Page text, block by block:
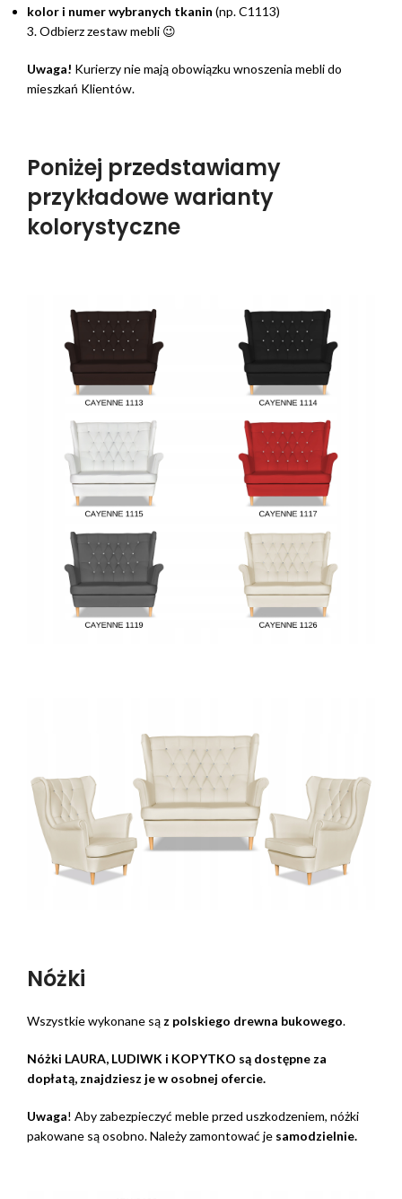
kolor i numer wybranych tkanin (np. C1113)
3. Odbierz zestaw mebli 😉
Uwaga! Kurierzy nie mają obowiązku wnoszenia mebli do
mieszkań Klientów.
Poniżej przedstawiamy
przykładowe warianty
kolorystyczne
Nóżki
Wszystkie wykonane są z polskiego drewna bukowego.
Nóżki LAURA, LUDIWK i KOPYTKO są dostępne za
dopłatą, znajdziesz je w osobnej ofercie.
Uwaga! Aby zabezpieczyć meble przed uszkodzeniem, nóżki
pakowane są osobno. Należy zamontować je samodzielnie.